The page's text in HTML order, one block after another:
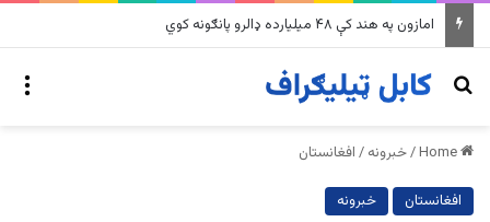
په وینزویلا کې زورورو زلزلو پراخ زیانونه اړولي
Search for
/خبرونه / افغانستان
افغانستان خبرونه